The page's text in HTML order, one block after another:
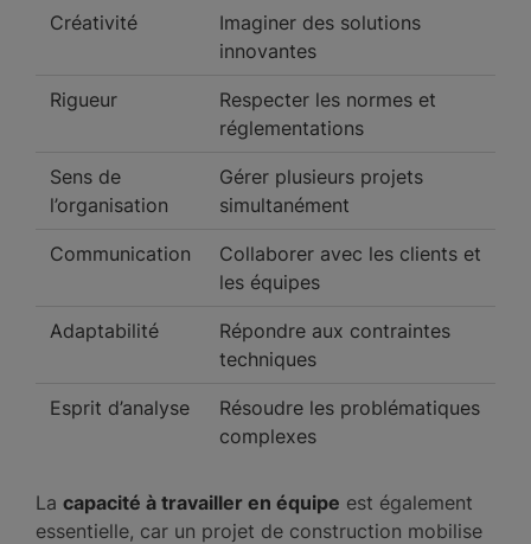
Créativité
Imaginer des solutions
innovantes
Rigueur
Respecter les normes et
réglementations
Sens de
l’organisation
Gérer plusieurs projets
simultanément
Communication
Collaborer avec les clients et
les équipes
Adaptabilité
Répondre aux contraintes
techniques
Esprit d’analyse
Résoudre les problématiques
complexes
La capacité à travailler en équipe est également
essentielle, car un projet de construction mobilise